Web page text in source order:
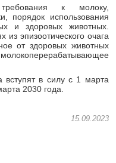
к молоку,
порядок использования
и здоровых животных.
из эпизоотического очага
от здоровых животных
вступят в силу с 1 марта
2030 года.
15.09.2023